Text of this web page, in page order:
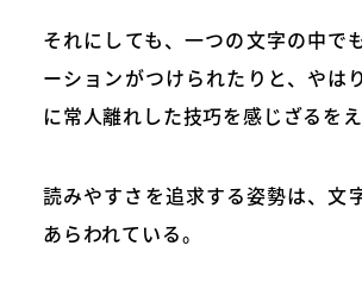
それにしても、一つの文字の中で
ーションがつけられたりと、やは
に常人離れした技巧を感じざるを
読みやすさを追求する姿勢は、文
あらわれている。